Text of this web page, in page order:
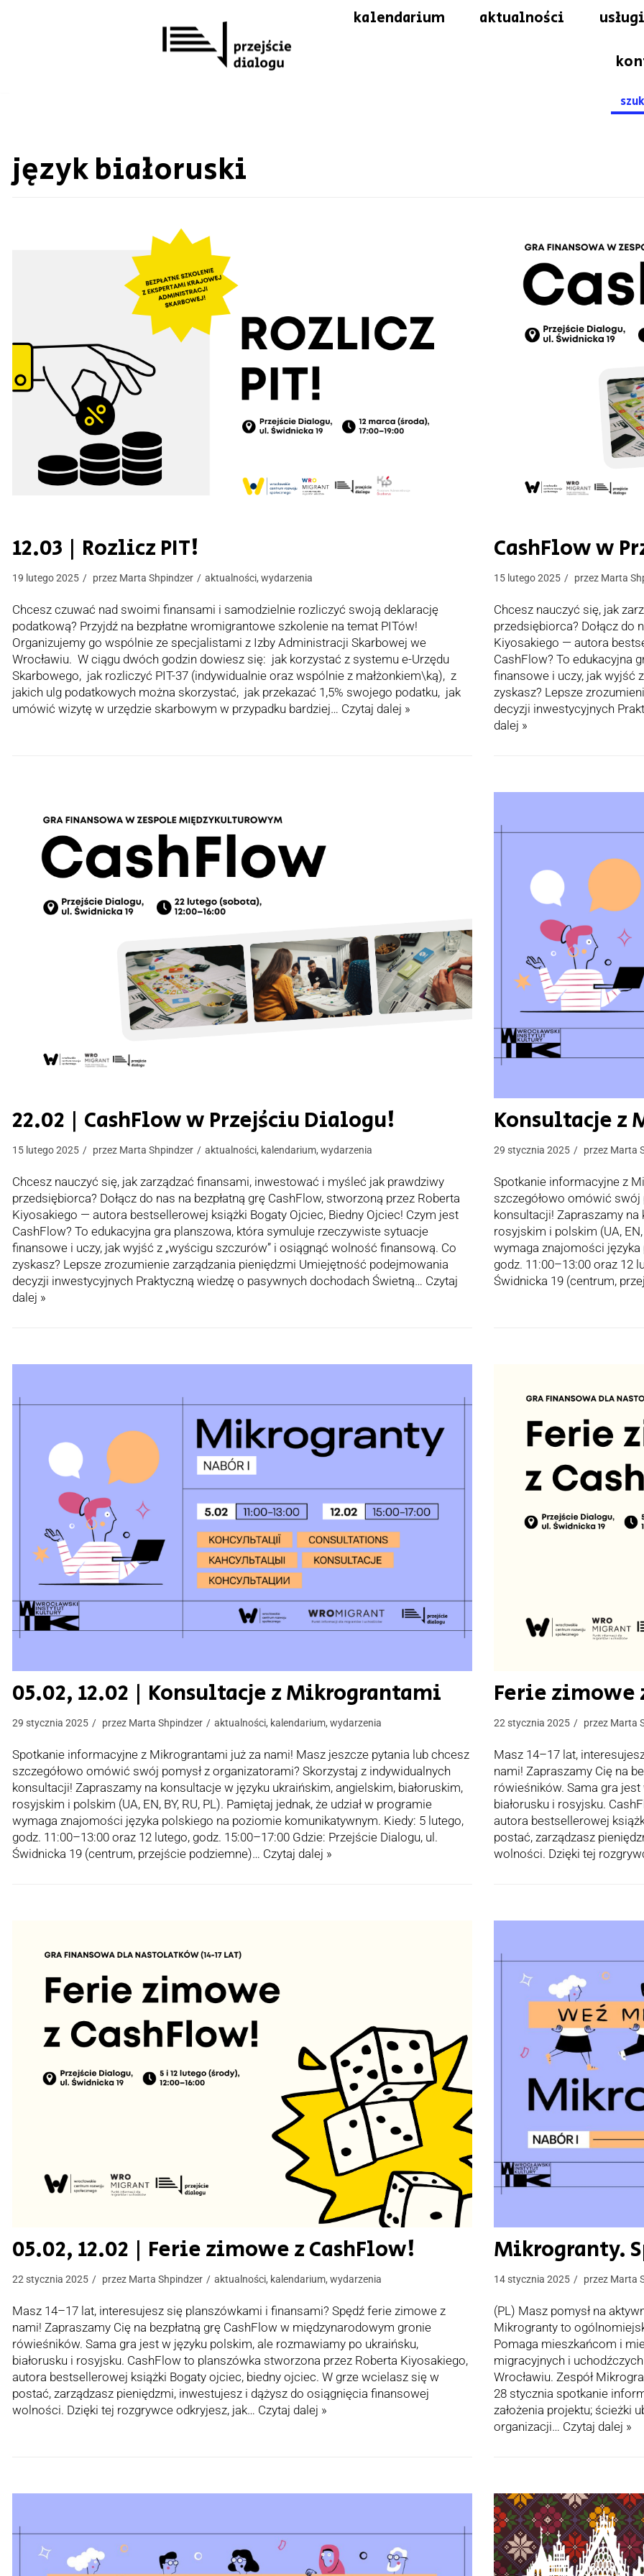
kalendarium aktualności
for:
język białoruski
12.03 | Rozlicz PIT!
19 lutego 2025 przez Marta Shpindzer aktualności, wydarzenia
Chcesz czuwać nad swoimi finansami i samodzielnie rozliczyć swoją deklarację
podatkową? Przyjdź na bezpłatne wromigrantowe szkolenie na temat PITów!
Organizujemy go wspólnie ze specjalistami z Izby Administracji Skarbowej we
Wrocławiu. W ciągu dwóch godzin dowiesz się: jak korzystać z systemu e-Urzędu
Skarbowego, jak rozliczyć PIT-37 (indywidualnie oraz wspólnie z małżonkiem\ką), z
jakich ulg podatkowych można skorzystać, jak przekazać 1,5% swojego podatku, jak
umówić wizytę w urzędzie skarbowym w przypadku bardziej… Czytaj dalej »
CashFlow w
15 lutego 2025 przez Marta
Chcesz nauczyć się, jak
przedsiębiorca? Dołącz do
Kiyosakiego — autora
СashFlow? To edukacyjna
finansowe i uczy, jak wyjść
zyskasz? Lepsze
decyzji inwestycyjnych
dalej »
22.02 | CashFlow w Przejściu Dialogu!
15 lutego 2025 przez Marta Shpindzer aktualności, kalendarium, wydarzenia
Chcesz nauczyć się, jak zarządzać finansami, inwestować i myśleć jak prawdziwy
przedsiębiorca? Dołącz do nas na bezpłatną grę CashFlow, stworzoną przez Roberta
Kiyosakiego — autora bestsellerowej książki Bogaty Ojciec, Biedny Ojciec! Czym jest
СashFlow? To edukacyjna gra planszowa, która symuluje rzeczywiste sytuacje
finansowe i uczy, jak wyjść z „wyścigu szczurów” i osiągnąć wolność finansową. Co
zyskasz? Lepsze zrozumienie zarządzania pieniędzmi Umiejętność podejmowania
decyzji inwestycyjnych Praktyczną wiedzę o pasywnych dochodach Świetną… Czytaj
dalej »
Konsultacje z
29 stycznia 2025 przez Marta
Spotkanie informacyjne z
szczegółowo omówić swój
konsultacji! Zapraszamy na
rosyjskim i polskim (UA,
wymaga znajomości
godz. 11:00–13:00 oraz 12
Świdnicka 19 (centrum,
05.02, 12.02 | Konsultacje z Mikrograntami
29 stycznia 2025 przez Marta Shpindzer aktualności, kalendarium, wydarzenia
Spotkanie informacyjne z Mikrograntami już za nami! Masz jeszcze pytania lub chcesz
szczegółowo omówić swój pomysł z organizatorami? Skorzystaj z indywidualnych
konsultacji! Zapraszamy na konsultacje w języku ukraińskim, angielskim, białoruskim,
rosyjskim i polskim (UA, EN, BY, RU, PL). Pamiętaj jednak, że udział w programie
wymaga znajomości języka polskiego na poziomie komunikatywnym. Kiedy: 5 lutego,
godz. 11:00–13:00 oraz 12 lutego, godz. 15:00–17:00 Gdzie: Przejście Dialogu, ul.
Świdnicka 19 (centrum, przejście podziemne)… Czytaj dalej »
Ferie zimowe
22 stycznia 2025 przez Marta
Masz 14–17 lat,
nami! Zapraszamy Cię na
rówieśników. Sama gra
białorusku i rosyjsku.
autora bestsellerowej
postać, zarządzasz
wolności. Dzięki tej
05.02, 12.02 | Ferie zimowe z CashFlow!
22 stycznia 2025 przez Marta Shpindzer aktualności, kalendarium, wydarzenia
Masz 14–17 lat, interesujesz się planszówkami i finansami? Spędź ferie zimowe z
nami! Zapraszamy Cię na bezpłatną grę CashFlow w międzynarodowym gronie
rówieśników. Sama gra jest w języku polskim, ale rozmawiamy po ukraińsku,
białorusku i rosyjsku. CashFlow to planszówka stworzona przez Roberta Kiyosakiego,
autora bestsellerowej książki Bogaty ojciec, biedny ojciec. W grze wcielasz się w
postać, zarządzasz pieniędzmi, inwestujesz i dążysz do osiągnięcia finansowej
wolności. Dzięki tej rozgrywce odkryjesz, jak… Czytaj dalej »
Mikrogranty.
14 stycznia 2025 przez Marta
(PL) Masz pomysł na
Mikrogranty to
Pomaga mieszkańcom i
migracyjnych i
Wrocławiu. Zespół
28 stycznia spotkanie
założenia projektu; ścieżki
organizacji… Czytaj dalej »